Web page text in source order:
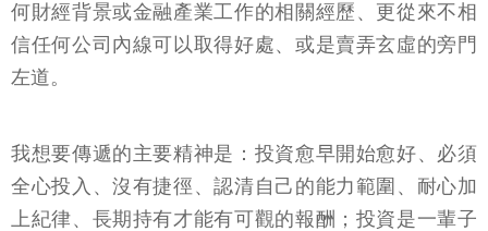
何財經背景或金融產業工作的相關經歷、更從來不相
信任何公司內線可以取得好處、或是賣弄玄虛的旁門
左道。
我想要傳遞的主要精神是：投資愈早開始愈好、必須
全心投入、沒有捷徑、認清自己的能力範圍、耐心加
上紀律、長期持有才能有可觀的報酬；投資是一輩子